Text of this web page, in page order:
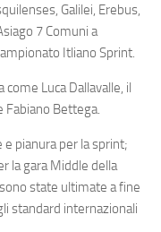
Galilei, Erebus,
7 Comuni a
Itliano Sprint.
Luca Dallavalle, il
Fabiano Bettega.
e pianura per la sprint;
la gara Middle della
state ultimate a fine
standard internazionali